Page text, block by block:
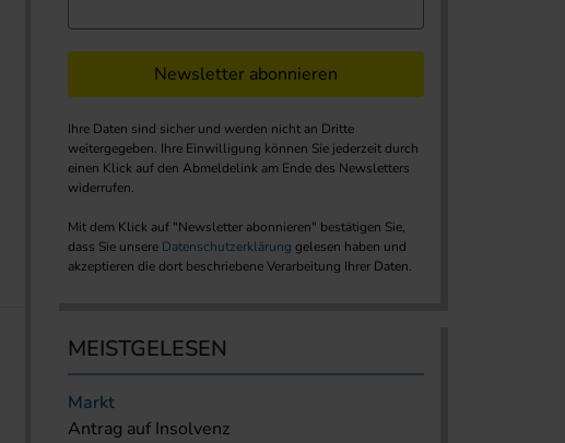
Newsletter abonnieren
Ihre Daten sind sicher und werden nicht an Dritte
weitergegeben. Ihre Einwilligung können Sie jederzeit durch
einen Klick auf den Abmeldelink am Ende des Newsletters
widerrufen.
Mit dem Klick auf "Newsletter abonnieren" bestätigen Sie,
dass Sie unsere Datenschutzerklärung gelesen haben und
akzeptieren die dort beschriebene Verarbeitung Ihrer Daten.
MEISTGELESEN
Markt
Antrag auf Insolvenz